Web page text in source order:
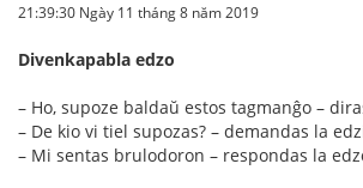
21:39:30 Ngày 11 tháng 8 năm 2019
Divenkapabla edzo
– Ho, supoze baldaŭ estos tagmanĝo –
– De kio vi tiel supozas? – demandas la
– Mi sentas brulodoron – respondas la